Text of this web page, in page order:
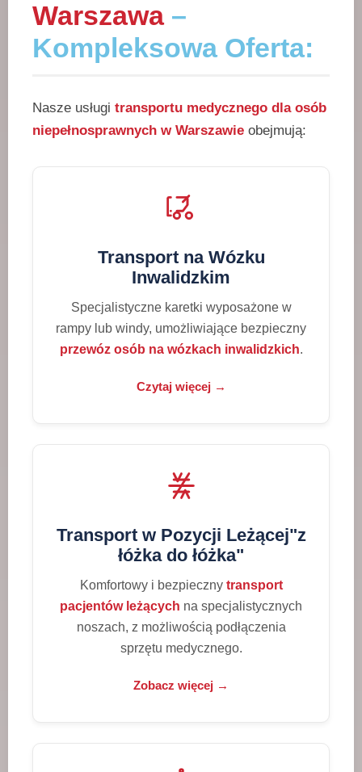
Warszawa–
Kompleksowa Oferta:
Nasze usługi transportu medycznego dla osób
niepełnosprawnych w Warszawie obejmują:
Transport na Wózku
Inwalidzkim
Specjalistyczne karetki wyposażone w
rampy lub windy, umożliwiające bezpieczny
przewóz osób na wózkach inwalidzkich.
Czytaj więcej →
Transport w Pozycji Leżącej"z
łóżka do łóżka"
Komfortowy i bezpieczny transport
pacjentów leżących na specjalistycznych
noszach, z możliwością podłączenia
sprzętu medycznego.
Zobacz więcej →